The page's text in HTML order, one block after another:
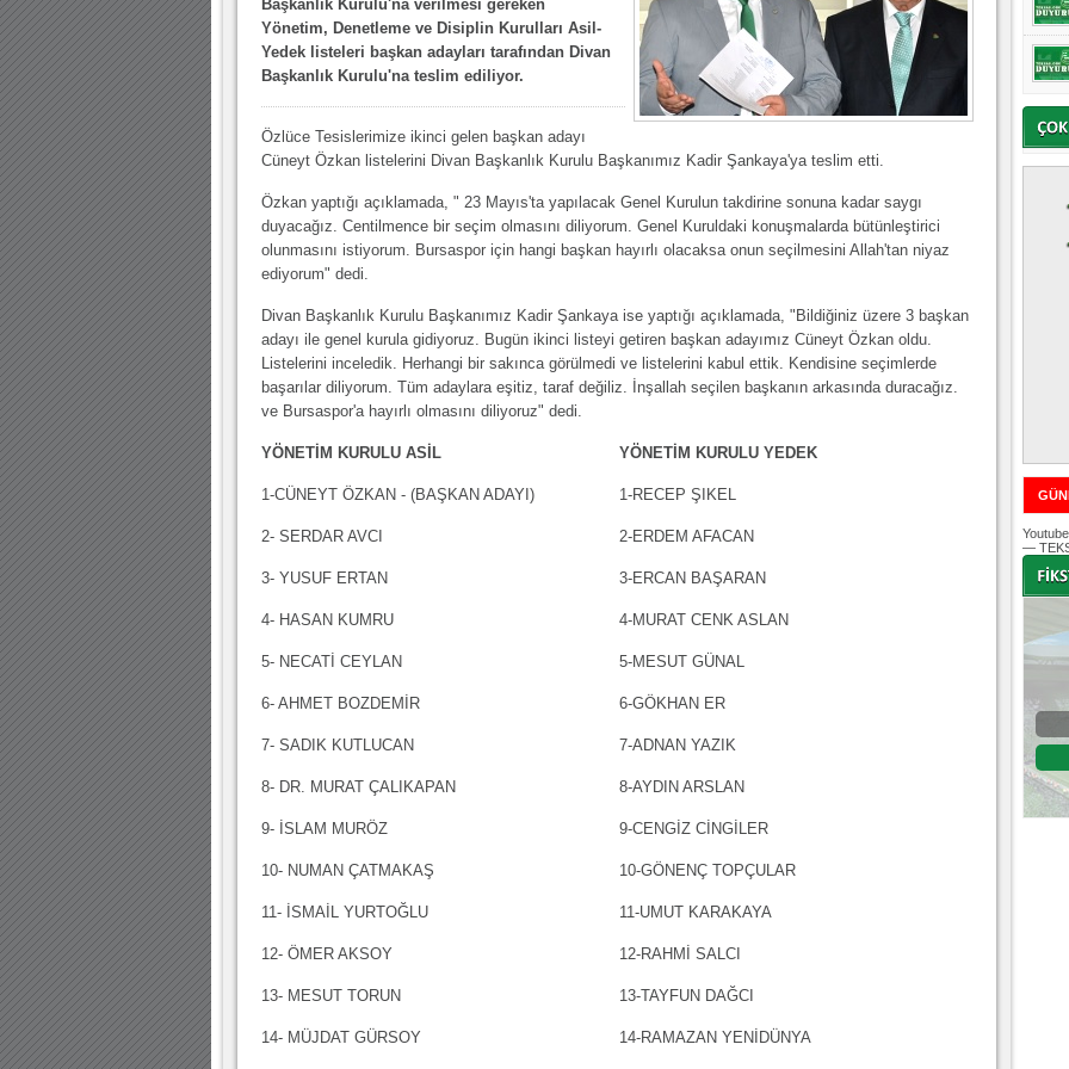
10.04.2023 14:44 |Hoş geldin Göktuğ Bebek!
30.12.2022 18:00 |Hoş geldin Kadir Kağan Bebek!
12.10.2025 17:30 | MUTLULUKLAR SİNAN SILACI
16.07.2024 14:32 |Hoş geldin Kerem Bebek!
08.01.2024 19:01 |Hoş geldin Aslan bebek!
03.01.2024 19:09 |Hoş geldin Güneş bebek!
Başkanlık Kurulu'na verilmesi gereken
Yönetim, Denetleme ve Disiplin Kurulları Asil-
Yedek listeleri başkan adayları tarafından Divan
Başkanlık Kurulu'na teslim ediliyor.
Özlüce Tesislerimize ikinci gelen başkan adayı
Cüneyt Özkan listelerini Divan Başkanlık Kurulu Başkanımız Kadir Şankaya'ya teslim etti.
Özkan yaptığı açıklamada, " 23 Mayıs'ta yapılacak Genel Kurulun takdirine sonuna kadar saygı
duyacağız. Centilmence bir seçim olmasını diliyorum. Genel Kuruldaki konuşmalarda bütünleştirici
olunmasını istiyorum. Bursaspor için hangi başkan hayırlı olacaksa onun seçilmesini Allah'tan niyaz
ediyorum" dedi.
Divan Başkanlık Kurulu Başkanımız Kadir Şankaya ise yaptığı açıklamada, "Bildiğiniz üzere 3 başkan
adayı ile genel kurula gidiyoruz. Bugün ikinci listeyi getiren başkan adayımız Cüneyt Özkan oldu.
Listelerini inceledik. Herhangi bir sakınca görülmedi ve listelerini kabul ettik. Kendisine seçimlerde
başarılar diliyorum. Tüm adaylara eşitiz, taraf değiliz. İnşallah seçilen başkanın arkasında duracağız.
ve Bursaspor'a hayırlı olmasını diliyoruz" dedi.
YÖNETİM KURULU ASİL YÖNETİM KURULU YEDEK
1-CÜNEYT ÖZKAN - (BAŞKAN ADAYI) 1-RECEP ŞIKEL
2- SERDAR AVCI 2-ERDEM AFACAN
3- YUSUF ERTAN 3-ERCAN BAŞARAN
4- HASAN KUMRU 4-MURAT CENK ASLAN
5- NECATİ CEYLAN 5-MESUT GÜNAL
6- AHMET BOZDEMİR 6-GÖKHAN ER
7- SADIK KUTLUCAN 7-ADNAN YAZIK
8- DR. MURAT ÇALIKAPAN 8-AYDIN ARSLAN
9- İSLAM MURÖZ 9-CENGİZ CİNGİLER
10- NUMAN ÇATMAKAŞ 10-GÖNENÇ TOPÇULAR
11- İSMAİL YURTOĞLU 11-UMUT KARAKAYA
12- ÖMER AKSOY 12-RAHMİ SALCI
13- MESUT TORUN 13-TAYFUN DAĞCI
14- MÜJDAT GÜRSOY 14-RAMAZAN YENİDÜNYA
—
04 Temmuz 2020 Cumartesi | 20:00